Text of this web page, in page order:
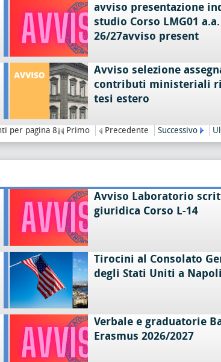
avviso presentazione
studio Corso LMG01 a.a.
26/27avviso present
Avviso selezione
contributi ministeriali
tesi estero
per pagina 8 Primo Precedente Successivo
Avviso Laboratorio
giuridica Corso L-14
Tirocini al Consolato
degli Stati Uniti a Napoli
Verbale e graduatorie
Erasmus 2026/2027